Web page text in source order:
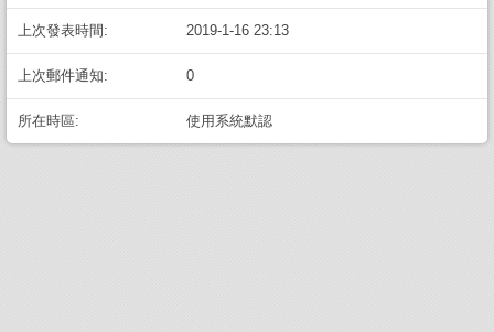
上次發表時間: 2019-1-16 23:13
上次郵件通知: 0
所在時區: 使用系統默認